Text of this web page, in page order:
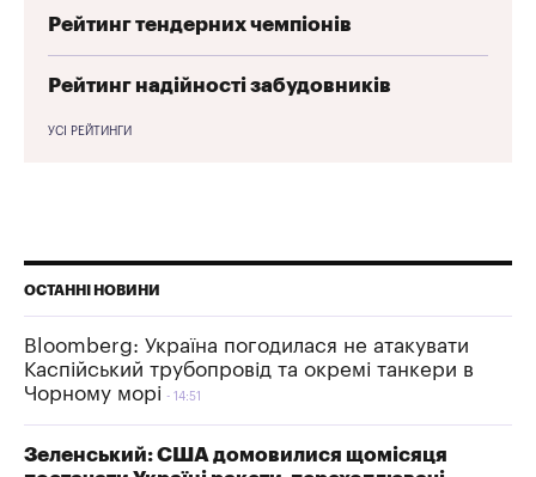
Рейтинг тендерних чемпіонів
Рейтинг надійності забудовників
УСІ РЕЙТИНГИ
ОСТАННІ НОВИНИ
Bloomberg: Україна погодилася не атакувати
Каспійський трубопровід та окремі танкери в
Чорному морі
14:51
Зеленський: США домовилися щомісяця